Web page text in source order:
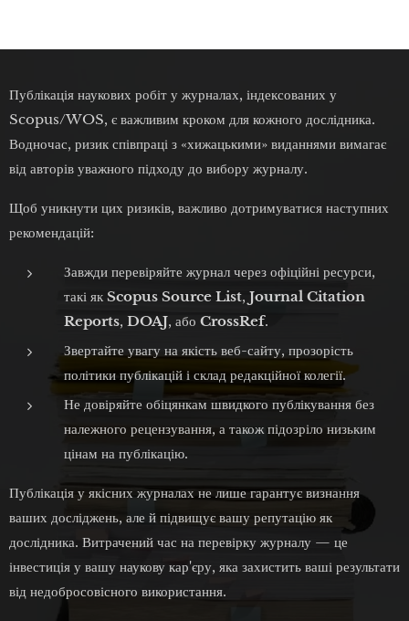
Публікація наукових робіт у журналах, індексованих у
Scopus/WOS, є важливим кроком для кожного дослідника.
Водночас, ризик співпраці з «хижацькими» виданнями вимагає
від авторів уважного підходу до вибору журналу.
Щоб уникнути цих ризиків, важливо дотримуватися наступних
рекомендацій:
Завжди перевіряйте журнал через офіційні ресурси,
такі якScopus Source List, Journal Citation
Reports, DOAJ, або CrossRef.
Звертайте увагу на якість веб-сайту, прозорість
політики публікацій і склад редакційної колегії.
Не довіряйте обіцянкам швидкого публікування без
належного рецензування, а також підозріло низьким
цінам на публікацію.
Публікація у якісних журналах не лише гарантує визнання
ваших досліджень, але й підвищує вашу репутацію як
дослідника. Витрачений час на перевірку журналу — це
інвестиція у вашу наукову кар'єру, яка захистить ваші результати
від недобросовісного використання.